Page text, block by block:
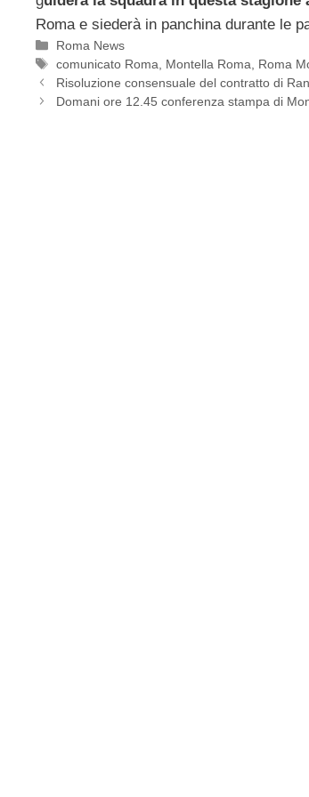
Roma e siederà in panchina durante le
Categorie
Roma News
Tag
comunicato Roma Montella Roma
Roma
Risoluzione consensuale del contratto di
Domani ore 12.45 conferenza stampa di